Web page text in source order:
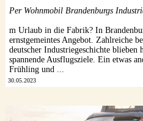
Datenschutzerklärung
Per Wohnmobil Brandenburgs
m Urlaub in die Fabrik? In
ernstgemeintes Angebot. Zahlreiche
deutscher Industriegeschichte blieben
spannende Ausflugsziele. Ein etwas
Frühling und ...
30.05.2023